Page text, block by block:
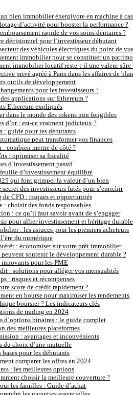
bien immobilier énergivore en machine à
d’activité pour booster la performance ?
rapide de vos soins dentaires ?
décisionnel pour l’investisseur débutant
des véhicules électriques du point de
immobilier pour se constituer un
immobilier locatif reste-t-il une valeur sûre
privé agréé à Paris dans les affaires de
outils de développement
pour les investisseurs ?
applications sur Ethereum ?
Ethereum expliqués
dans le monde des tokens non fongibles
d’or : est-ce vraiment judicieux ?
: guide pour les débutants
peut transformer vos finances
: combien mettre de côté ?
: optimiser sa fiscalité
d’investissement passif
d’investissement équilibré
qui font grimper la valeur d’un bien
des investisseurs futés pour s’enrichir
de CFD : risques et opportunités
: choisir des fonds responsables
: ce qu’il faut savoir avant de s’engager
pour allier investissement et héritage
: les astuces pour les premiers acheteurs
du numérique
: économiser sur votre prêt immobilier
peuvent soutenir le développement durable ?
innovants pour les PME
: solutions pour alléger vos mensualités
: risques et récompenses
score de crédit rapidement ?
en bourse pour maximiser les rendements
boursier ? Les indicateurs clés
de trading en 2024
d’options binaires : le guide complet
des meilleures plateformes
: avantages et inconvénients
du choix d’une mutuelle
pour les débutants
comparer les offres en 2024
: les meilleures options
choisir la meilleure couverture ?
les familles : Guide d’achat